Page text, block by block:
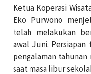
Ketua Koperasi
Eko Purwono
telah melakukan
awal Juni.
pengalaman
saat masa libur